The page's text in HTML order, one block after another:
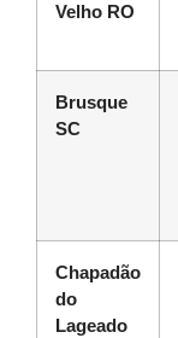
Velho RO
Brusque
SC
Chapadão
do
Lageado